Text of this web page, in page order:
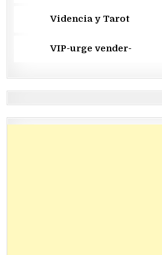
Videncia y Tarot
VIP-urge vender-